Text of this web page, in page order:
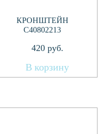
КРОНШТЕЙН
C40802213
420руб.
В корзину